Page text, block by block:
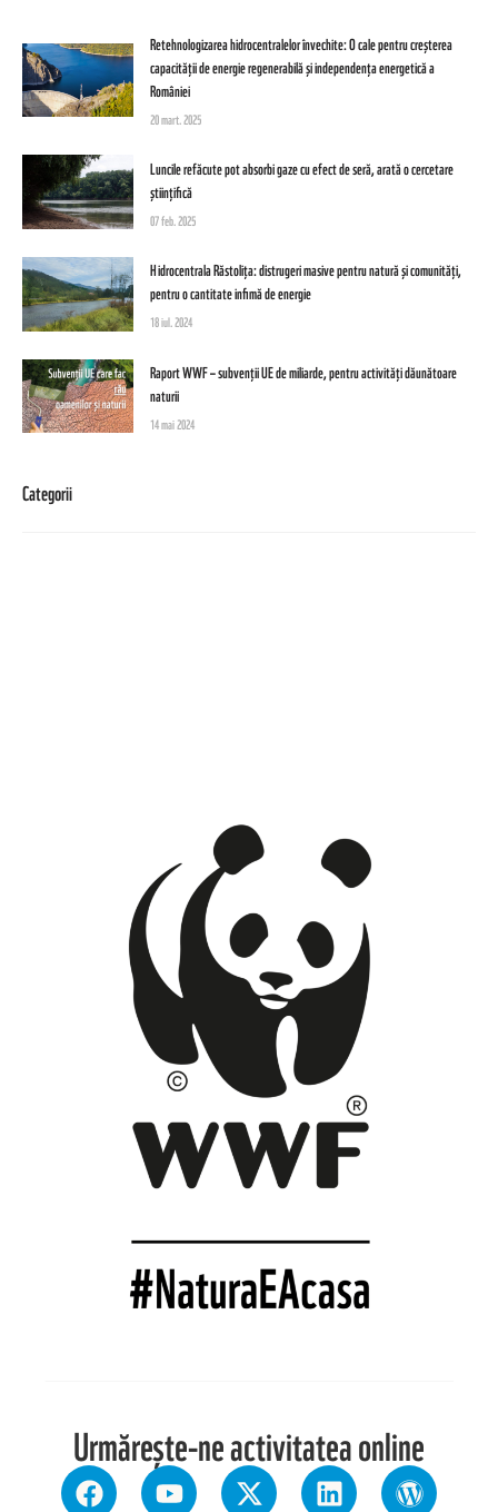
Retehnologizarea hidrocentralelor învechite: O cale pentru creșterea
capacității de energie regenerabilă și independența energetică a
României
20 mart. 2025
Luncile refăcute pot absorbi gaze cu efect de seră, arată o cercetare
științifică
07 feb. 2025
Hidrocentrala Răstolița: distrugeri masive pentru natură și comunități,
pentru o cantitate infimă de energie
18 iul. 2024
Raport WWF – subvenții UE de miliarde, pentru activități dăunătoare
naturii
14 mai 2024
Categorii
Urmărește-ne activitatea online